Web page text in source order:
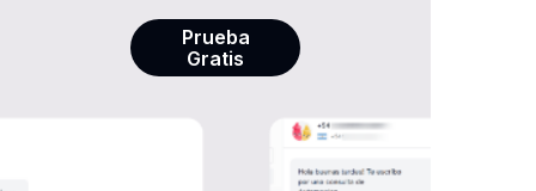
Prueba
Gratis